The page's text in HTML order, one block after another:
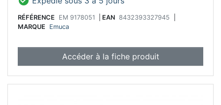
RÉFÉRENCE EM 9178051 EAN 8432393327945
MARQUE
Emuca
Accéder à la fiche produit